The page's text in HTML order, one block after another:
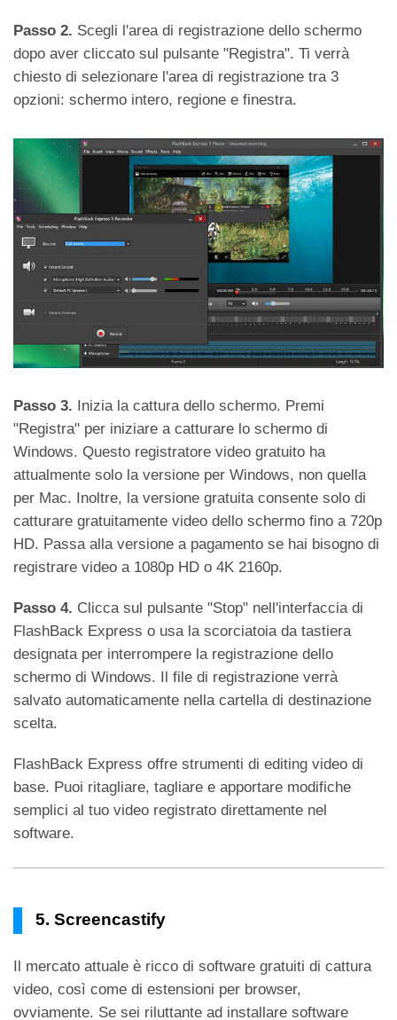
Passo 2. Scegli l'area di registrazione dello schermo
dopo aver cliccato sul pulsante "Registra". Ti verrà
chiesto di selezionare l'area di registrazione tra 3
opzioni: schermo intero, regione e finestra.
Passo 3. Inizia la cattura dello schermo. Premi
"Registra" per iniziare a catturare lo schermo di
Windows. Questo registratore video gratuito ha
attualmente solo la versione per Windows, non quella
per Mac. Inoltre, la versione gratuita consente solo di
catturare gratuitamente video dello schermo fino a 720p
HD. Passa alla versione a pagamento se hai bisogno di
registrare video a 1080p HD o 4K 2160p.
Passo 4. Clicca sul pulsante "Stop" nell'interfaccia di
FlashBack Express o usa la scorciatoia da tastiera
designata per interrompere la registrazione dello
schermo di Windows. Il file di registrazione verrà
salvato automaticamente nella cartella di destinazione
scelta.
FlashBack Express offre strumenti di editing video di
base. Puoi ritagliare, tagliare e apportare modifiche
semplici al tuo video registrato direttamente nel
software.
5. Screencastify
Il mercato attuale è ricco di software gratuiti di cattura
video, così come di estensioni per browser,
ovviamente. Se sei riluttante ad installare software